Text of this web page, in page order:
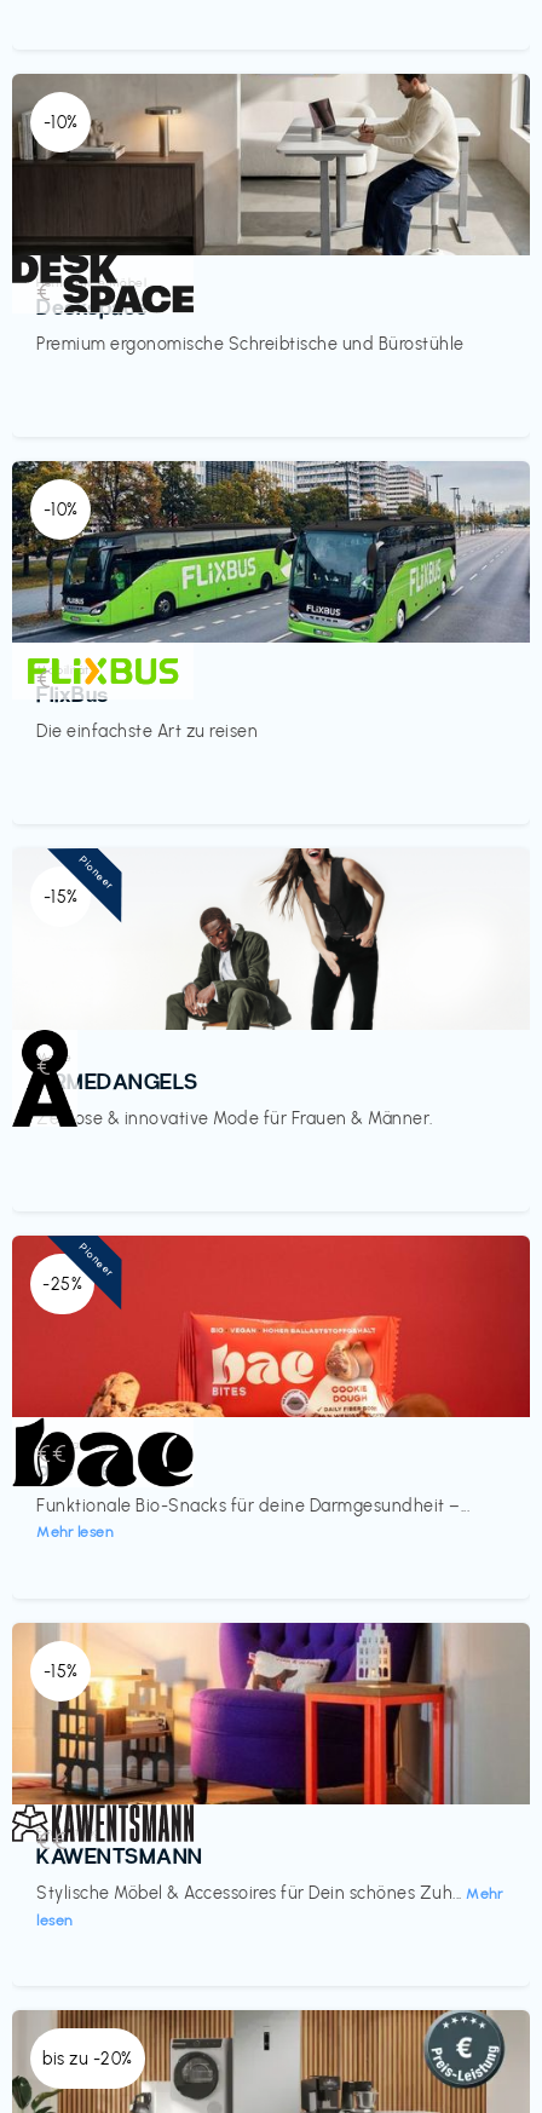
-10%
Homeoffice Möbel
Deskspace
Premium ergonomische Schreibtische und Bürostühle
€‎
-10%
Mobilität
FlixBus
Die einfachste Art zu reisen
€‎
-15%
Mode
ARMEDANGELS
Zeitlose & innovative Mode für Frauen & Männer.
€‎
Pioneer
-25%
Lebensmittel
bae Treat
Funktionale Bio-Snacks für deine Darmgesundheit –...
Mehr lesen
€€‎
Pioneer
-15%
Einrichtung
KAWENTSMANN
Stylische Möbel & Accessoires für Dein schönes Zuh... Mehr
lesen
€€‎
bis zu -20%